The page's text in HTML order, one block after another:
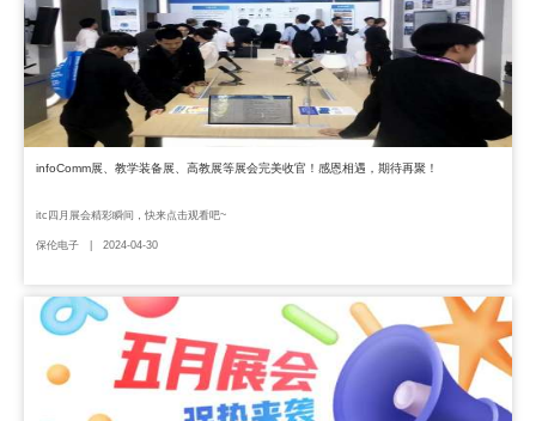
infoComm展、教学装备展、高教展等展会完美收官！感恩相遇，期待再聚！
itc四月展会精彩瞬间，快来点击观看吧~
保伦电子 | 2024-04-30